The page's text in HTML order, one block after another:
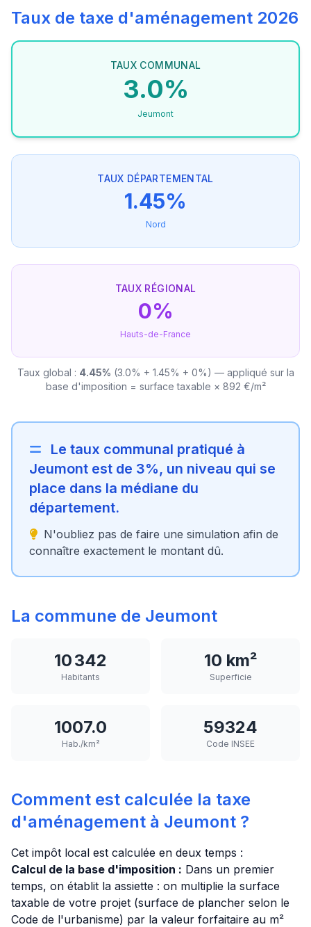
Taux de taxe d'aménagement 2026
TAUX COMMUNAL
3.0%
Jeumont
TAUX DÉPARTEMENTAL
1.45%
Nord
TAUX RÉGIONAL
0%
Hauts-de-France
Taux global : 4.45% (3.0% + 1.45% + 0%) — appliqué sur la
base d'imposition = surface taxable × 892 €/m²
Le taux communal pratiqué à
Jeumont est de 3%, un niveau qui se
place dans la médiane du
département.
N'oubliez pas de faire une simulation afin de
connaître exactement le montant dû.
La commune de Jeumont
10 342
Habitants
10 km²
Superficie
1007.0
Hab./km²
59324
Code INSEE
Comment est calculée la taxe
d'aménagement à Jeumont ?
Cet impôt local est calculée en deux temps :
Calcul de la base d'imposition : Dans un premier
temps, on établit la assiette : on multiplie la surface
taxable de votre projet (surface de plancher selon le
Code de l'urbanisme) par la valeur forfaitaire au m²